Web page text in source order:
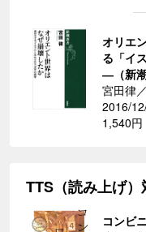
オリエ
る「イ
―（新潮
宮田律
2016/
1,540円
TTS（読み上げ
コンビ